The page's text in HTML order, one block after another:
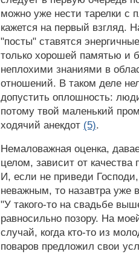
можно уже нести тарелки с
кажется на первый взгляд.
"посты" ставятся
только хорошей памятью
неплохими знаниями в
отношений. В таком деле
допустить оплошность:
потому твой маленький
ходячий анекдот (5).
Немаловажная оценка,
целом, зависит от качества
И, если не приведи
неважным, то назавтра уже
"У такого-то на свадьбе
равносильно позору. На
случай, когда кто-то из
поваров предложил свои